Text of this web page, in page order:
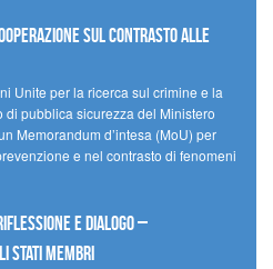
sul contrasto alle
Unite per la ricerca sul crimine e la
pubblica sicurezza del Ministero
Memorandum d’intesa (MoU) per
e nel contrasto di fenomeni
e dialogo –
Stati membri